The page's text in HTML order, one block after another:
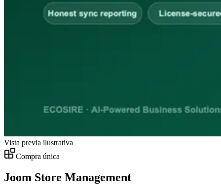
Vista previa ilustrativa
Compra única
Joom Store Management